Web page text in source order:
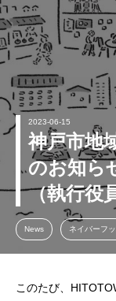
2023-06-15
神戸市地
のお知ら
（執行役
News ネイバーフ
このたび、